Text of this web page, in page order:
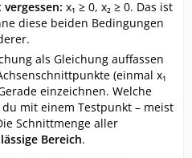
x₁ ≥ 0, x₂ ≥ 0. Das ist
diese beiden Bedingungen
als Gleichung auffassen
(einmal x₁
einzeichnen. Welche
mit einem Testpunkt – meist
Schnittmenge aller
Bereich.